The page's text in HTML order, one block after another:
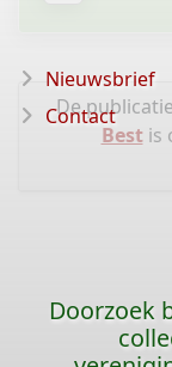
De publicatie
Bestis
Nieuwsbrief
Contact
Doorzoek